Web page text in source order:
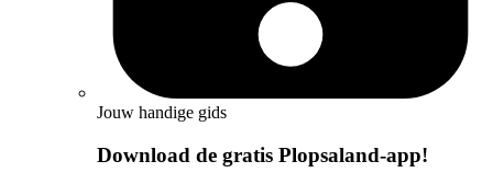
Jouw handige gids
Download de gratis Plopsaland-app!